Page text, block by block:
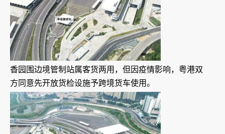
香园围边境管制站属客货两用，但因疫情影响，粤港双
方同意先开放货检设施予跨境货车使用。